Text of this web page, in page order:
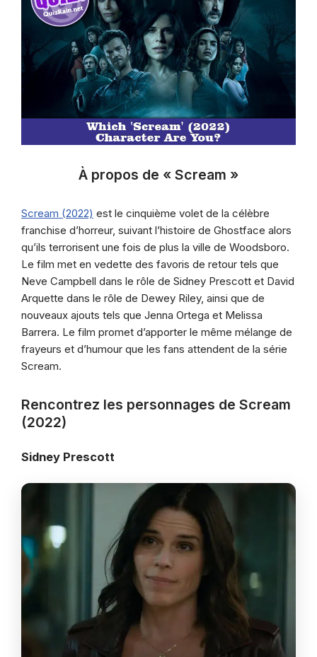
À propos de « Scream »
Scream (2022) est le cinquième volet de la célèbre
franchise d’horreur, suivant l’histoire de Ghostface alors
qu’ils terrorisent une fois de plus la ville de Woodsboro.
Le film met en vedette des favoris de retour tels que
Neve Campbell dans le rôle de Sidney Prescott et David
Arquette dans le rôle de Dewey Riley, ainsi que de
nouveaux ajouts tels que Jenna Ortega et Melissa
Barrera. Le film promet d’apporter le même mélange de
frayeurs et d’humour que les fans attendent de la série
Scream.
Rencontrez les personnages de Scream
(2022)
Sidney Prescott